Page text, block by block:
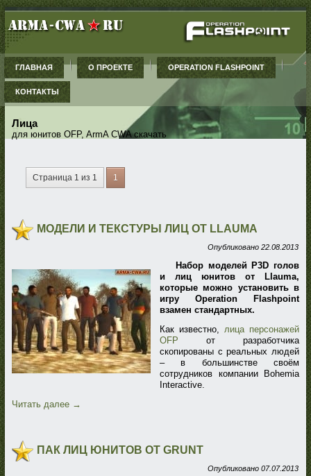
ГЛАВНАЯ О ПРОЕКТЕ OPERATION FLASHPOINT
КОНТАКТЫ
Лица
для юнитов OFP, ArmA CWA скачать
Страница 1 из 1 1
МОДЕЛИ И ТЕКСТУРЫ ЛИЦ ОТ LLAUMA
Опубликовано 22.08.2013
Набор моделей P3D голов
и лиц юнитов от Llauma,
которые можно установить в
игру Operation Flashpoint
взамен стандартных.
Как известно, лица персонажей
OFP от разработчика
скопированы с реальных людей
– в большинстве своём
сотрудников компании Bohemia
Interactive.
Читать далее →
ПАК ЛИЦ ЮНИТОВ ОТ GRUNT
Опубликовано 07.07.2013